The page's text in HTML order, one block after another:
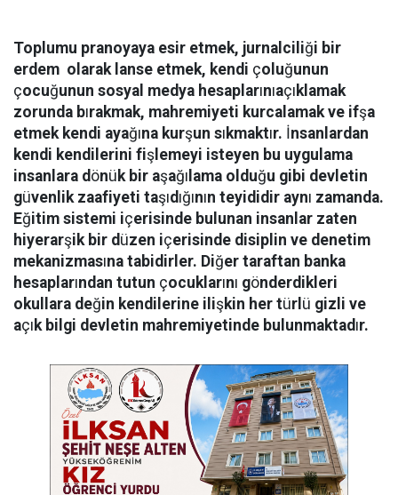
Toplumu pranoyaya esir etmek, jurnalciliği bir
erdem olarak lanse etmek, kendi çoluğunun
çocuğunun sosyal medya hesaplarınıaçı klamak
zorunda bırakmak, mahremiyeti kurcalamak ve ifşa
etmek kendi ayağına kurşun sı kmaktır. İnsanlardan
kendi kendilerini fiş lemeyi isteyen bu uygulama
insanlara d önü k bir aşağı lama olduğu gibi devletin
güvenlik zaafiyeti taşıd ığının teyididir aynı zamanda.
Eğitim sistemi içerisinde bulunan insanlar zaten
hiyerarşik bir d üzen içerisinde disiplin ve denetim
mekanizmasına tabidirler. Diğer taraftan banka
hesaplarından tutun çocuklarını gönderdikleri
okullara değin kendilerine ilişkin her türl ü gizli ve
açı k bilgi devletin mahremiyetinde bulunmaktad ır.